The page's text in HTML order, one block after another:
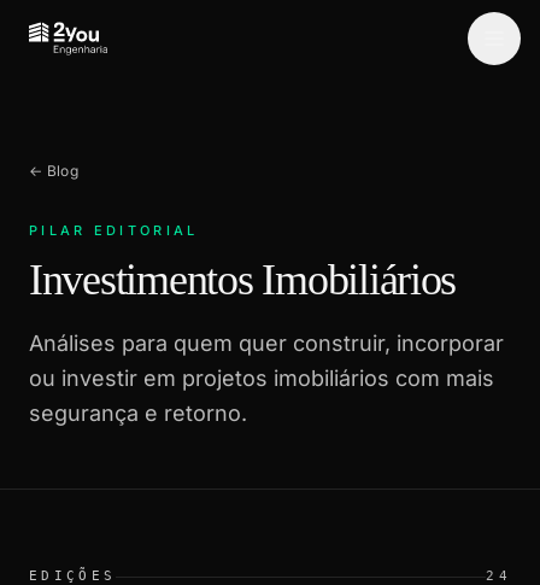
← Blog
PILAR EDITORIAL
Investimentos Imobiliários
Análises para quem quer construir, incorporar
ou investir em projetos imobiliários com mais
segurança e retorno.
EDIÇÕES 24